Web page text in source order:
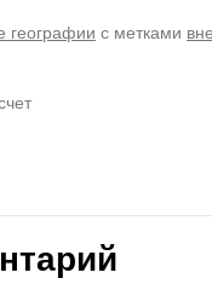
географии с метками